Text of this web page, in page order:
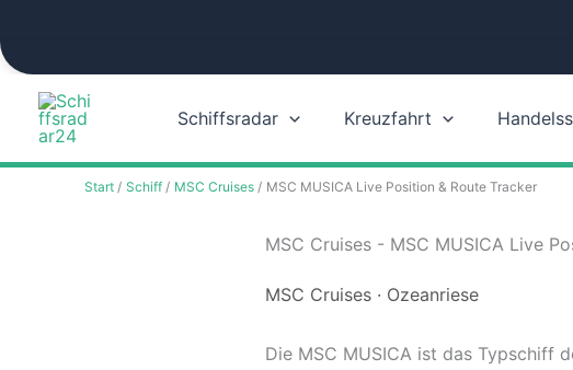
Zum
springen
Schiffsradar Kreuzfahrt
Start Schiff MSC Cruises MSC MUSICA Live Position & Route Tracker
MSC Cruises - MSC MUSICA Live
MSC Cruises · Ozeanriese
Die MSC MUSICA ist das Typschiff